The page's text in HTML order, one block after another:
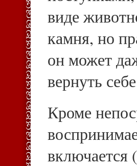
виде
камня, но
он может
вернуть
Кроме
включается